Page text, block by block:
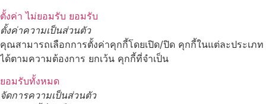
ตั้งค่า ไม่ยอมรับ ยอมรับ
ตั้งค่าความเป็นส่วนตัว
คุณสามารถเลือกการตั้งค่าคุกกี้โดยเปิด/ปิด คุกกี้ในแต่ละประเภท
ได้ตามความต้องการ ยกเว้น คุกกี้ที่จำเป็น
ยอมรับทั้งหมด
จัดการความเป็นส่วนตัว